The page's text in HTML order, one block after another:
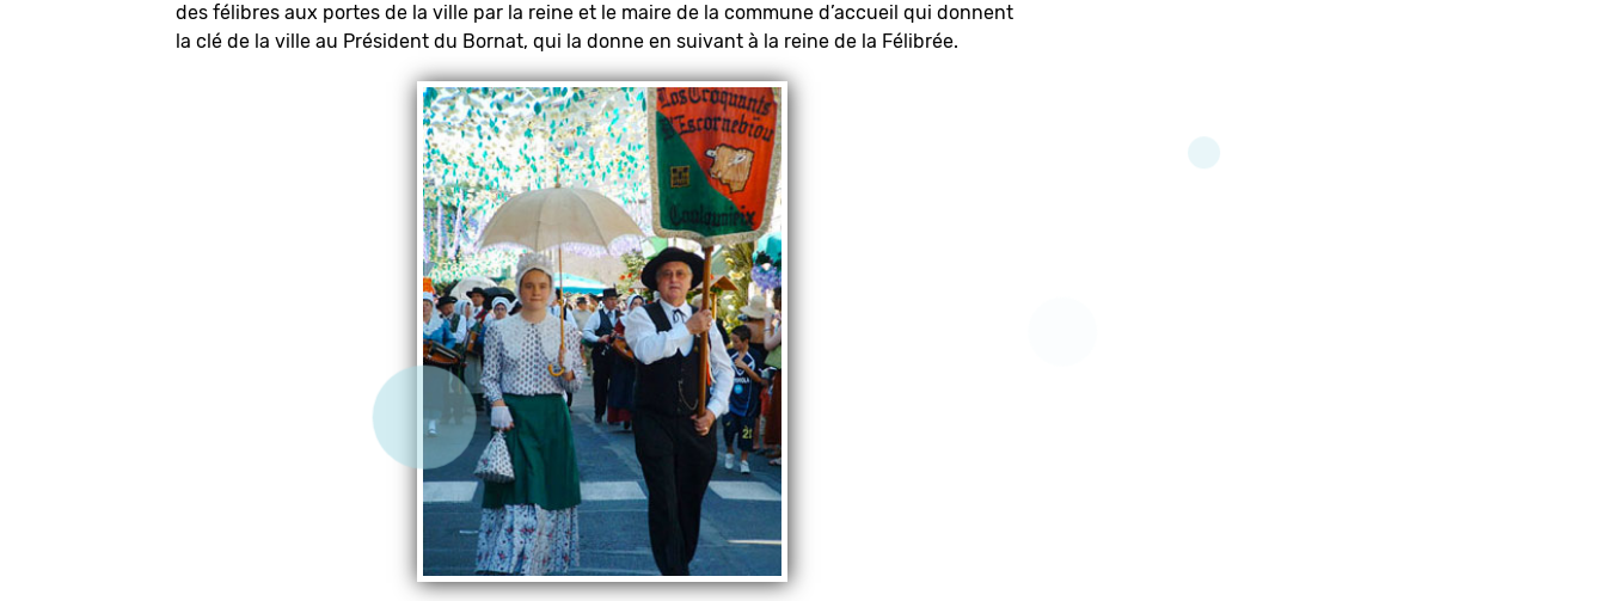
des félibres aux portes de la ville par la reine et le maire de la commune d’accueil qui donnent
la clé de la ville au Président du Bornat, qui la donne en suivant à la reine de la Félibrée.